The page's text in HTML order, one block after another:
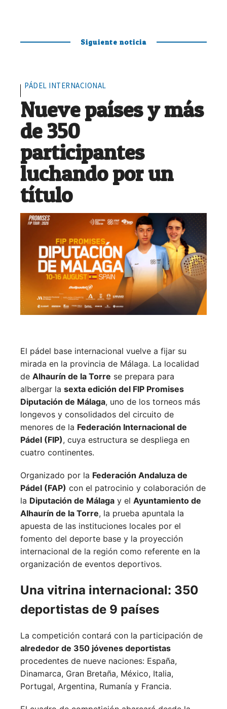
Siguiente noticia
PÁDEL INTERNACIONAL
Nueve países y más
de 350
participantes
luchando por un
título
El pádel base internacional vuelve a fijar su
mirada en la provincia de Málaga. La localidad
de Alhaurín de la Torre se prepara para
albergar la sexta edición del FIP Promises
Diputación de Málaga, uno de los torneos más
longevos y consolidados del circuito de
menores de la Federación Internacional de
Pádel (FIP), cuya estructura se despliega en
cuatro continentes.
Organizado por la Federación Andaluza de
Pádel (FAP) con el patrocinio y colaboración de
la Diputación de Málaga y el Ayuntamiento de
Alhaurín de la Torre, la prueba apuntala la
apuesta de las instituciones locales por el
fomento del deporte base y la proyección
internacional de la región como referente en la
organización de eventos deportivos.
Una vitrina internacional: 350
deportistas de 9 países
La competición contará con la participación de
alrededor de 350 jóvenes deportistas
procedentes de nueve naciones: España,
Dinamarca, Gran Bretaña, México, Italia,
Portugal, Argentina, Rumanía y Francia.